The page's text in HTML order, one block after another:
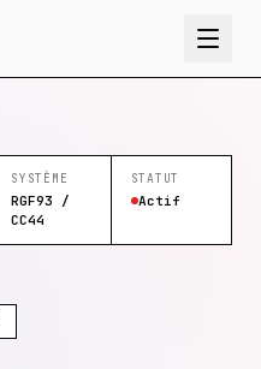
SYSTÈME
RGF93 /
CC44
STATUT
Actif